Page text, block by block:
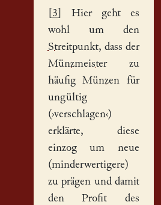
3 ] Hier geht es
wohl um den
Streitpunkt, dass der
Münzmeisterzu
häufigMünzen für
ungültig
(›verschlagen‹)
erklärte, diese
einzog um neue
(minderwertigere)
zu prägen und damit
den Profit des